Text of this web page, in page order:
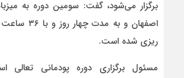
برگزار می‌شود، گفت: سومین دوره به
اصفهان و به
ریزی شده است.
مسئول برگزاری دوره پودمانی تعالی